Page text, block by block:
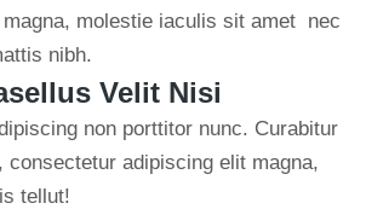
molestie iaculis sit amet nec
nibh.
Velit Nisi
non porttitor nunc. Curabitur
consectetur adipiscing elit magna,
tellut!